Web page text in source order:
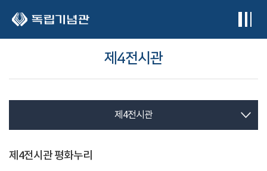
제4전시관
제4전시관
제4전시관 평화누리